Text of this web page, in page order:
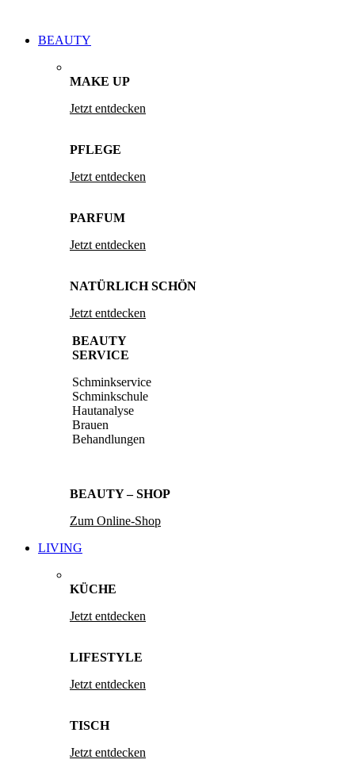
BEAUTY
MAKE UP
Jetzt entdecken
PFLEGE
Jetzt entdecken
PARFUM
Jetzt entdecken
NATÜRLICH SCHÖN
Jetzt entdecken
BEAUTY
SERVICE
Schminkservice
Schminkschule
Hautanalyse
Brauen
Behandlungen
BEAUTY – SHOP
Zum Online-Shop
LIVING
KÜCHE
Jetzt entdecken
LIFESTYLE
Jetzt entdecken
TISCH
Jetzt entdecken